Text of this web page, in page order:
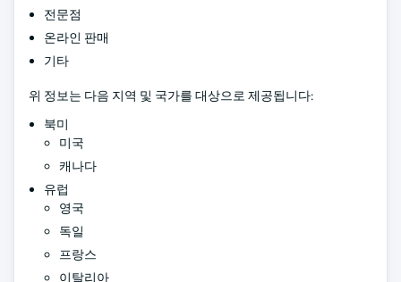
전문점
온라인 판매
기타
위 정보는 다음 지역 및 국가를 대상으로 제공됩니다:
북미
미국
캐나다
유럽
영국
독일
프랑스
이탈리아